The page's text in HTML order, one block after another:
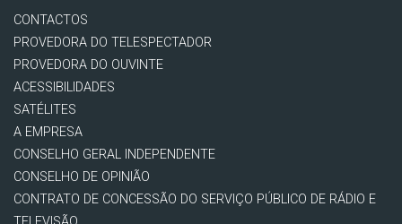
CONTACTOS
PROVEDORA DO TELESPECTADOR
PROVEDORA DO OUVINTE
ACESSIBILIDADES
SATÉLITES
A EMPRESA
CONSELHO GERAL INDEPENDENTE
CONSELHO DE OPINIÃO
CONTRATO DE CONCESSÃO DO SERVIÇO PÚBLICO DE RÁDIO E